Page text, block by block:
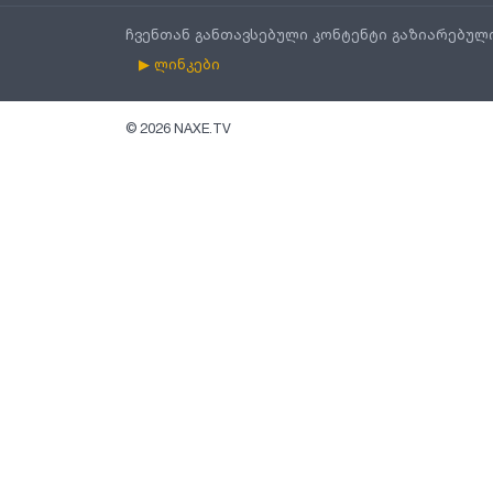
ჩვენთან განთავსებული კონტენტი
▶ ლინკები
© 2026 NAXE.TV